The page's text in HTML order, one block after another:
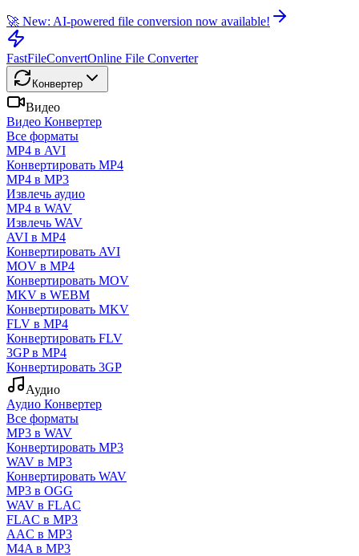
🚀 New: AI-powered file conversion now available!
FastFileConvertOnline File Converter
Конвертер
Видео
Видео Конвертер
Все форматы
MP4 в AVI
Конвертировать MP4
MP4 в MP3
Извлечь аудио
MP4 в WAV
Извлечь WAV
AVI в MP4
Конвертировать AVI
MOV в MP4
Конвертировать MOV
MKV в WEBM
Конвертировать MKV
FLV в MP4
Конвертировать FLV
3GP в MP4
Конвертировать 3GP
Аудио
Аудио Конвертер
Все форматы
MP3 в WAV
Конвертировать MP3
WAV в MP3
Конвертировать WAV
MP3 в OGG
WAV в FLAC
FLAC в MP3
AAC в MP3
M4A в MP3